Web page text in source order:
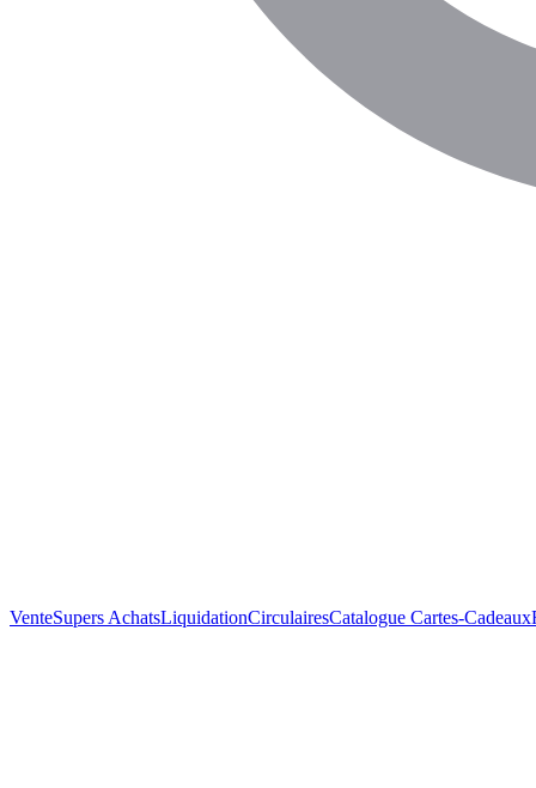
VenteSupers AchatsLiquidationCirculairesCatalogue Cartes-Cadeaux